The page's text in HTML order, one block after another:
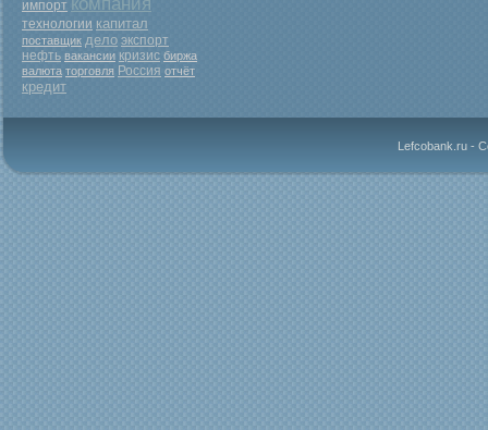
импорт
технологии капитал
поставщик дело экспорт
нефть вакансии кризис биржа
валюта торговля Россия отчёт
кредит
Lefcobank.ru -